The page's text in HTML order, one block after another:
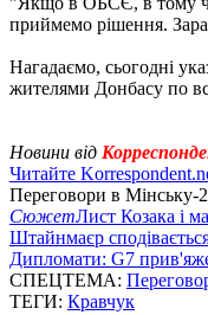
приймемо рішення.
Нагадаємо, сьогодні
жителями Донбасу по
Новини від
Читайте
Переговори в Мінську-2
СюжетЛист Козака і
Штайнмаєр
Дипломати: G7
СПЕЦТЕМА:
ТЕГИ: Кравчук